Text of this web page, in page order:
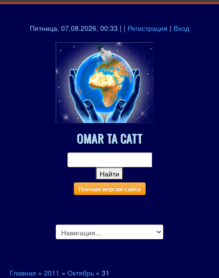
Пятница, 07.08.2026, 00:33 | | Регистрация | Вход
OMAR TA CATT
Полная версия сайта
Главная » 2011 » Октябрь » 31